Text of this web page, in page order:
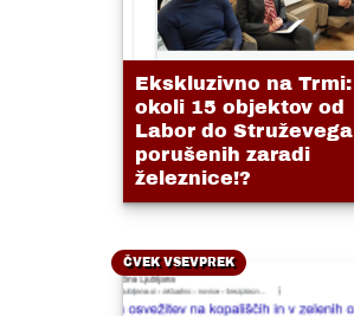
Ekskluzivno na Trmi:
okoli 15 objektov od
Labor do Struževega
porušenih zaradi
železnice!?
ČVEK VSEVPREK